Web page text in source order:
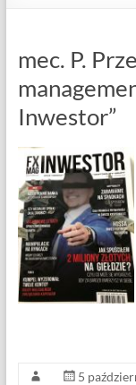
mec. P.
Inwestor”
5